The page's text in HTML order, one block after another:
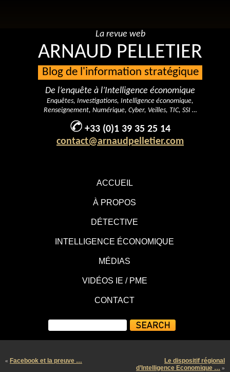
ACCUEIL
À PROPOS
DÉTECTIVE
INTELLIGENCE ÉCONOMIQUE
MÉDIAS
VIDÉOS IE / PME
CONTACT
La revue web
ARNAUD PELLETIER
Blog de l'information stratégique
De l’enquête à l’Intelligence économique
Enquêtes, Investigations, Intelligence économique,
Renseignement, Numérique, Cyber, Veilles, TIC, SSI …
+33 (0)1 39 35 25 14
contact@arnaudpelletier.com
« Facebook et la preuve …
Le dispositif régional
d’Intelligence Economique … »